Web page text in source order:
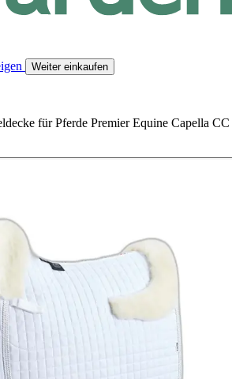
Weiter einkaufen
für Pferde Premier Equine Capella CC